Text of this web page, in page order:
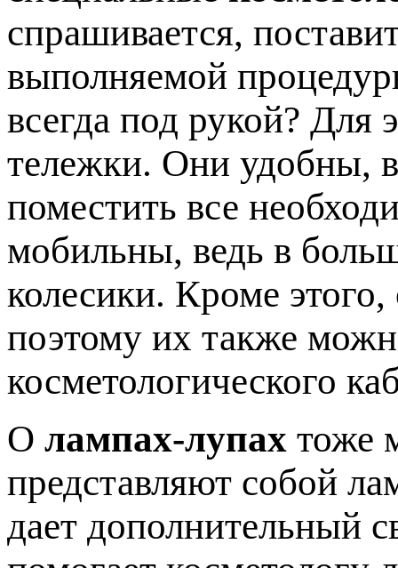
спрашивается,
выполняемой
всегда под рукой? Для
тележки. Они удобны,
поместить все
мобильны, ведь в
колесики. Кроме
поэтому их также
косметологического
О лампах-лупах тоже
представляют собой
дает дополнительный